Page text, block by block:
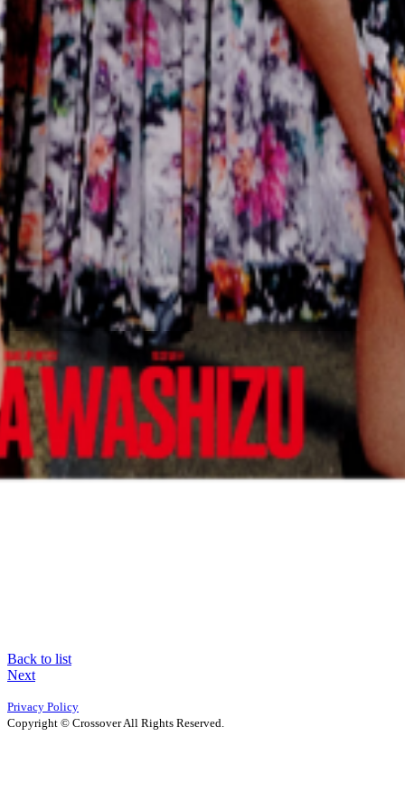
Back to list
Next
Privacy Policy
Copyright © Crossover All Rights Reserved.